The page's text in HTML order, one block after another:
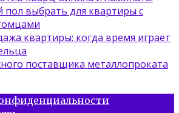
пол выбрать для квартиры с
квартиры: когда время играет
поставщика металлопроката